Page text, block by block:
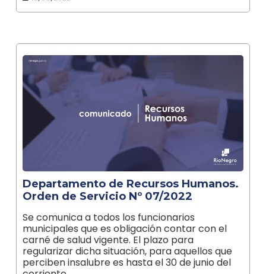
Departamento de Recursos Humanos.
Orden de Servicio Nº 07/2022
Se comunica a todos los funcionarios
municipales que es obligación contar con el
carné de salud vigente. El plazo para
regularizar dicha situación, para aquellos que
perciben insalubre es hasta el 30 de junio del